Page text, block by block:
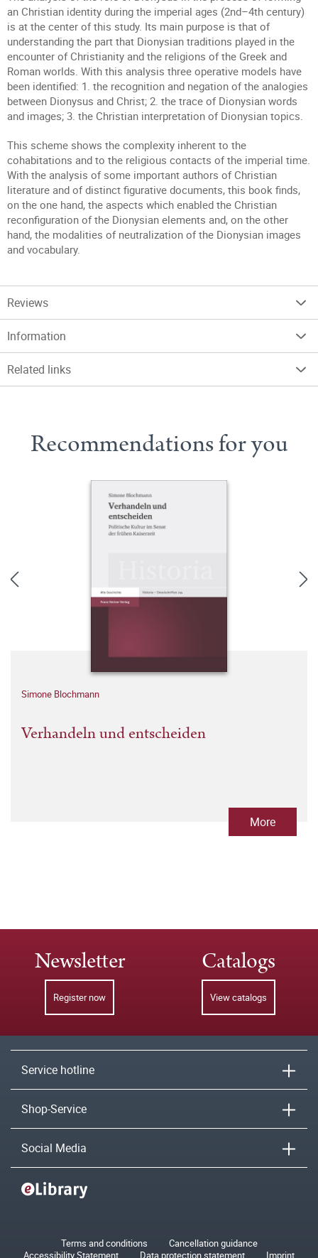
an Christian identity during the imperial ages (2nd–4th century)
is at the center of this study. Its main purpose is that of
understanding the part that Dionysian traditions played in the
encounter of Christianity and the religions of the Greek and
Roman worlds. With this analysis three operative models have
been identified: 1. the recognition and negation of the analogies
between Dionysus and Christ; 2. the trace of Dionysian words
and images; 3. the Christian interpretation of Dionysian topics.
This scheme shows the complexity inherent to the
cohabitations and to the religious contacts of the imperial time.
With the analysis of some important authors of Christian
literature and of distinct figurative documents, this book finds,
on the one hand, the aspects which enabled the Christian
reconfiguration of the Dionysian elements and, on the other
hand, the modalities of neutralization of the Dionysian images
and vocabulary.
Reviews
Information
Related links
Recommendations for you
Simone Blochmann
Verhandeln und entscheiden
More
Newsletter
Register now
Catalogs
View catalogs
Service hotline
Shop-Service
Social Media
Terms and conditions
Cancellation guidance
Accessibility Statement
Data protection statement Imprint